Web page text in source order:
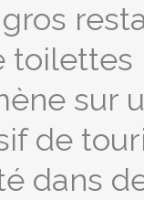
gros
sur
de
dans